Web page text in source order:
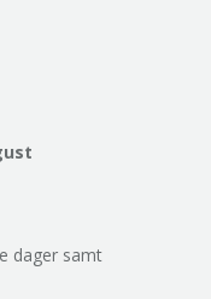
dager samt